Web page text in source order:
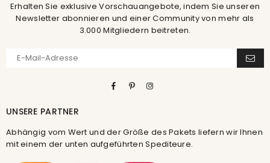
Erhalten Sie exklusive Vorschauangebote, indem Sie unseren
Newsletter abonnieren und einer Community von mehr als
3.000 Mitgliedern beitreten.
FacebookPinterest
UNSERE PARTNER
Abhängig vom Wert und der Größe des Pakets liefern wir Ihnen
mit einem der unten aufgeführten Spediteure.